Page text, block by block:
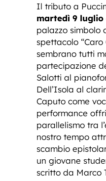
Il tributo a
martedì 9 luglio
palazzo simbolo
spettacolo
sembrano tutti
partecipazione
Salotti al
Dell’Isola al
Caputo come
performance
parallelismo tra
nostro tempo
scambio
un giovane
scritto da Marco